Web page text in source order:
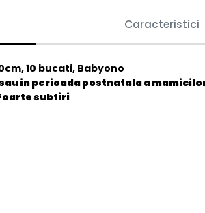
Caracteristici
10 bucati, Babyono
in perioada postnatala a
subtiri